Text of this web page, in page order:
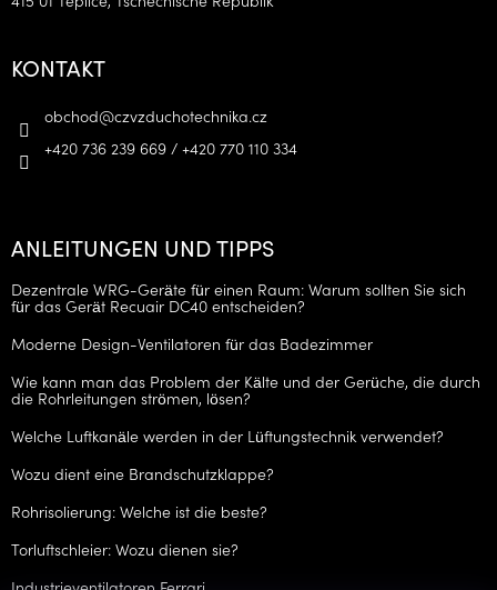
KONTAKT
obchod@czvzduchotechnika.cz
+420 736 239 669 / +420 770 110 334
ANLEITUNGEN UND TIPPS
Dezentrale WRG-Geräte für einen Raum: Warum sollten Sie sich
für das Gerät Recuair DC40 entscheiden?
Moderne Design-Ventilatoren für das Badezimmer
Wie kann man das Problem der Kälte und der Gerüche, die durch
die Rohrleitungen strömen, lösen?
Welche Luftkanäle werden in der Lüftungstechnik verwendet?
Wozu dient eine Brandschutzklappe?
Rohrisolierung: Welche ist die beste?
Torluftschleier: Wozu dienen sie?